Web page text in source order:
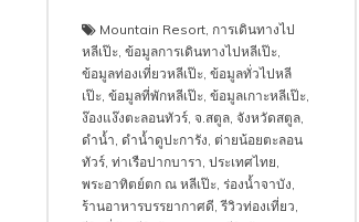
Mountain Resort, การเดินทางไป
หลีเป๊ะ, ข้อมูลการเดินทางไปหลีเป๊ะ,
ข้อมูลท่องเที่ยวหลีเป๊ะ, ข้อมูลทั่วไปหลี
เป๊ะ, ข้อมูลที่พักหลีเป๊ะ, ข้อมูลเกาะหลีเป๊ะ,
ง๊องแง๊งตะลอนทัวร์, จ.สตูล, จังหวัดสตูล,
ดำน้ำ, ดำน้ำดูปะการัง, ต่ายน้อยตะลอน
ทัวร์, ท่าเรือปากบารา, ประเทศไทย,
พระอาทิตย์ตก ณ หลีเป๊ะ, ร่องน้ำจาบัง,
ร้านอาหารบรรยากาศดี,รีวิวท่องเที่ยว,